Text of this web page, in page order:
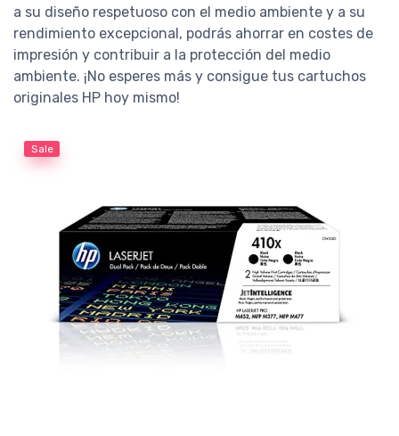
a su diseño respetuoso con el medio ambiente y a su
rendimiento excepcional, podrás ahorrar en costes de
impresión y contribuir a la protección del medio
ambiente. ¡No esperes más y consigue tus cartuchos
originales HP hoy mismo!
Sale